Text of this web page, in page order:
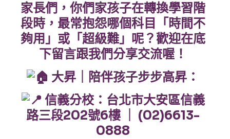
家長們，你們家孩子在轉換學習階
段時，最常抱怨哪個科目「時間不
夠用」或「超級難」呢？歡迎在底
下留言跟我們分享交流喔！
大昇｜陪伴孩子步步高昇：
信義分校：台北市大安區信義
路三段202號6樓 ｜ (02)6613-
0888